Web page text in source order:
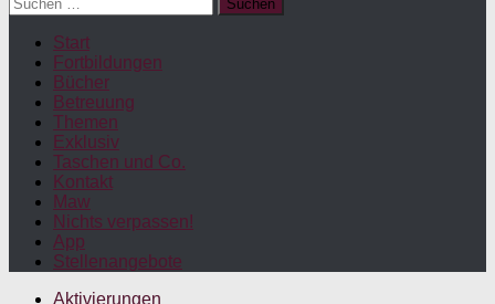
nach:
Start
Fortbildungen
Bücher
Betreuung
Themen
Exklusiv
Taschen und Co.
Kontakt
Maw
Nichts verpassen!
App
Stellenangebote
Aktivierungen